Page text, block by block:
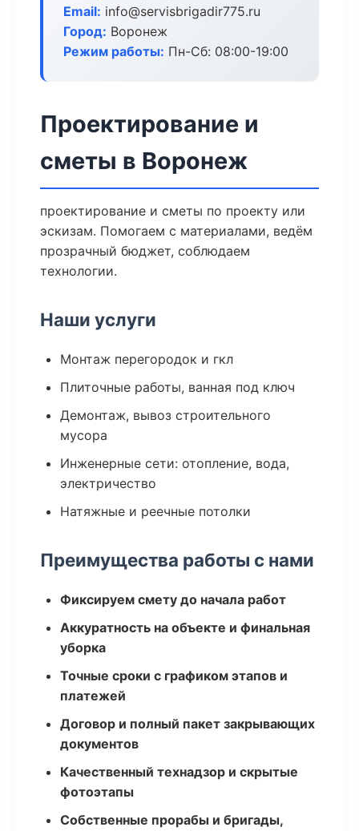
Email: info@servisbrigadir775.ru
Город: Воронеж
Режим работы: Пн-Сб: 08:00-19:00
Проектирование и
сметы в Воронеж
проектирование и сметы по проекту или
эскизам. Помогаем с материалами, ведём
прозрачный бюджет, соблюдаем
технологии.
Наши услуги
Монтаж перегородок и гкл
Плиточные работы, ванная под ключ
Демонтаж, вывоз строительного
мусора
Инженерные сети: отопление, вода,
электричество
Натяжные и реечные потолки
Преимущества работы с нами
Фиксируем смету до начала работ
Аккуратность на объекте и финальная
уборка
Точные сроки с графиком этапов и
платежей
Договор и полный пакет закрывающих
документов
Качественный технадзор и скрытые
фотоэтапы
Собственные прорабы и бригады,